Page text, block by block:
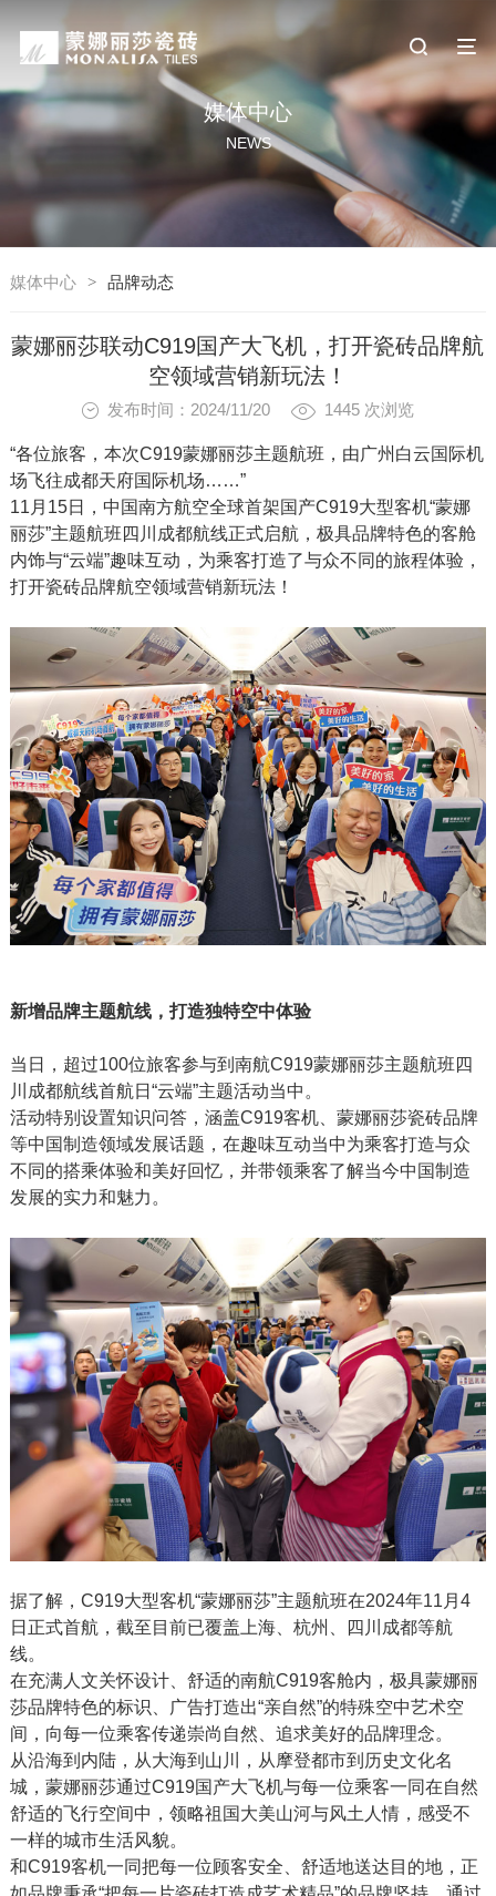
媒体中心
NEWS
媒体中心 > 品牌动态
蒙娜丽莎联动C919国产大飞机，打开瓷砖品牌航
空领域营销新玩法！
发布时间：2024/11/20 1445 次浏览
“各位旅客，本次C919蒙娜丽莎主题航班，由广州白云国际机
场飞往成都天府国际机场……”
11月15日，中国南方航空全球首架国产C919大型客机“蒙娜
丽莎”主题航班四川成都航线正式启航，极具品牌特色的客舱
内饰与“云端”趣味互动，为乘客打造了与众不同的旅程体验，
打开瓷砖品牌航空领域营销新玩法！
新增品牌主题航线，打造独特空中体验
当日，超过100位旅客参与到南航C919蒙娜丽莎主题航班四
川成都航线首航日“云端”主题活动当中。
活动特别设置知识问答，涵盖C919客机、蒙娜丽莎瓷砖品牌
等中国制造领域发展话题，在趣味互动当中为乘客打造与众
不同的搭乘体验和美好回忆，并带领乘客了解当今中国制造
发展的实力和魅力。
据了解，C919大型客机“蒙娜丽莎”主题航班在2024年11月4
日正式首航，截至目前已覆盖上海、杭州、四川成都等航
线。
在充满人文关怀设计、舒适的南航C919客舱内，极具蒙娜丽
莎品牌特色的标识、广告打造出“亲自然”的特殊空中艺术空
间，向每一位乘客传递崇尚自然、追求美好的品牌理念。
从沿海到内陆，从大海到山川，从摩登都市到历史文化名
城，蒙娜丽莎通过C919国产大飞机与每一位乘客一同在自然
舒适的飞行空间中，领略祖国大美山河与风土人情，感受不
一样的城市生活风貌。
和C919客机一同把每一位顾客安全、舒适地送达目的地，正